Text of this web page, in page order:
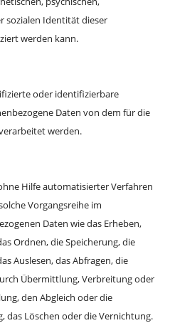
sozialen Identität dieser
werden kann.
oder identifizierbare
Daten von dem für die
werden.
Hilfe automatisierter Verfahren
Vorgangsreihe im
Daten wie das Erheben,
Ordnen, die Speicherung, die
Auslesen, das Abfragen, die
Übermittlung, Verbreitung oder
den Abgleich oder die
das Löschen oder die Vernichtung.